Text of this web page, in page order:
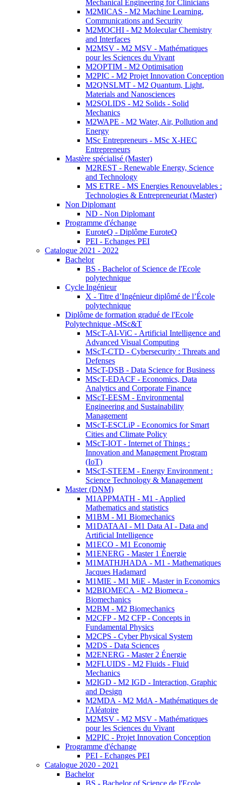
Mechanical Engineering for Clinicians
M2MICAS - M2 Machine Learning,
Communications and Security
M2MOCHI - M2 Molecular Chemistry
and Interfaces
M2MSV - M2 MSV - Mathématiques
pour les Sciences du Vivant
M2OPTIM - M2 Optimisation
M2PIC - M2 Projet Innovation Conception
M2QNSLMT - M2 Quantum, Light,
Materials and Nanosciences
M2SOLIDS - M2 Solids - Solid
Mechanics
M2WAPE - M2 Water, Air, Pollution and
Energy
MSc Entrepreneurs - MSc X-HEC
Entrepreneurs
Mastère spécialisé (Master)
M2REST - Renewable Energy, Science
and Technology
MS ETRE - MS Energies Renouvelables :
Technologies & Entrepreneuriat (Master)
Non Diplomant
ND - Non Diplomant
Programme d'échange
EuroteQ - Diplôme EuroteQ
PEI - Echanges PEI
Catalogue 2021 - 2022
Bachelor
BS - Bachelor of Science de l'Ecole
polytechnique
Cycle Ingénieur
X - Titre d’Ingénieur diplômé de l’École
polytechnique
Diplôme de formation gradué de l'Ecole
Polytechnique -MSc&T
MScT-AI-ViC - Artificial Intelligence and
Advanced Visual Computing
MScT-CTD - Cybersecurity : Threats and
Defenses
MScT-DSB - Data Science for Business
MScT-EDACF - Economics, Data
Analytics and Corporate Finance
MScT-EESM - Environmental
Engineering and Sustainability
Management
MScT-ESCLiP - Economics for Smart
Cities and Climate Policy
MScT-IOT - Internet of Things :
Innovation and Management Program
(IoT)
MScT-STEEM - Energy Environment :
Science Technology & Management
Master (DNM)
M1APPMATH - M1 - Applied
Mathematics and statistics
M1BM - M1 Biomechanics
M1DATAAI - M1 Data AI - Data and
Artificial Intelligence
M1ECO - M1 Economie
M1ENERG - Master 1 Énergie
M1MATHJHADA - M1 - Mathematiques
Jacques Hadamard
M1MIE - M1 MiE - Master in Economics
M2BIOMECA - M2 Biomeca -
Biomechanics
M2BM - M2 Biomechanics
M2CFP - M2 CFP - Concepts in
Fundamental Physics
M2CPS - Cyber Physical System
M2DS - Data Sciences
M2ENERG - Master 2 Énergie
M2FLUIDS - M2 Fluids - Fluid
Mechanics
M2IGD - M2 IGD - Interaction, Graphic
and Design
M2MDA - M2 MdA - Mathématiques de
l'Aléatoire
M2MSV - M2 MSV - Mathématiques
pour les Sciences du Vivant
M2PIC - Projet Innovation Conception
Programme d'échange
PEI - Echanges PEI
Catalogue 2020 - 2021
Bachelor
BS - Bachelor of Science de l'Ecole